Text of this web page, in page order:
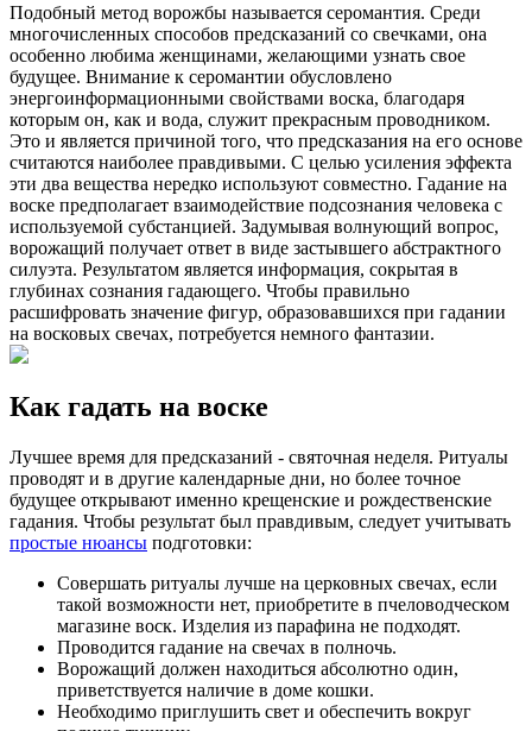
Подобный метод ворожбы называется серомантия. Среди
многочисленных способов предсказаний со свечками, она
особенно любима женщинами, желающими узнать свое
будущее. Внимание к серомантии обусловлено
энергоинформационными свойствами воска, благодаря
которым он, как и вода, служит прекрасным проводником.
Это и является причиной того, что предсказания на его основе
считаются наиболее правдивыми. С целью усиления эффекта
эти два вещества нередко используют совместно. Гадание на
воске предполагает взаимодействие подсознания человека с
используемой субстанцией. Задумывая волнующий вопрос,
ворожащий получает ответ в виде застывшего абстрактного
силуэта. Результатом является информация, сокрытая в
глубинах сознания гадающего. Чтобы правильно
расшифровать значение фигур, образовавшихся при гадании
на восковых свечах, потребуется немного фантазии.
Как гадать на воске
Лучшее время для предсказаний - святочная неделя. Ритуалы
проводят и в другие календарные дни, но более точное
будущее открывают именно крещенские и рождественские
гадания. Чтобы результат был правдивым, следует учитывать
простые нюансы подготовки:
Совершать ритуалы лучше на церковных свечах, если
такой возможности нет, приобретите в пчеловодческом
магазине воск. Изделия из парафина не подходят.
Проводится гадание на свечах в полночь.
Ворожащий должен находиться абсолютно один,
приветствуется наличие в доме кошки.
Необходимо приглушить свет и обеспечить вокруг